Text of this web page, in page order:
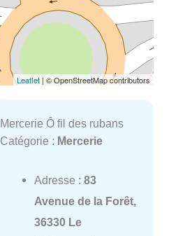
Leaflet | © OpenStreetMap contributors
Mercerie Ô fil des rubans
Catégorie : Mercerie
Adresse : 83
Avenue de la Forêt,
36330 Le